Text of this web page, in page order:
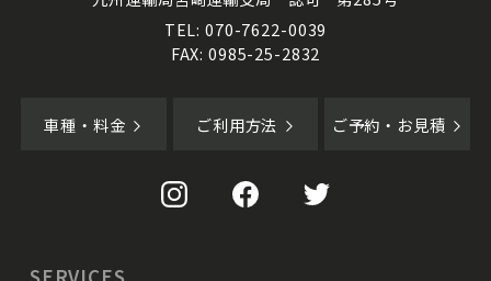
TEL: 070-7622-0039
FAX: 0985-25-2832
車種・料金 ご利用方法 ご予約・お見積